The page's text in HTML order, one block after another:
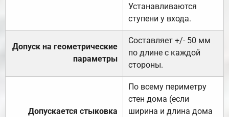
Устанавливаются
ступени у входа.
Допуск на геометрические
параметры
Составляет +/- 50 мм
по длине с каждой
стороны.
Допускается стыковка
По всему периметру
стен дома (если
ширина и длина дома